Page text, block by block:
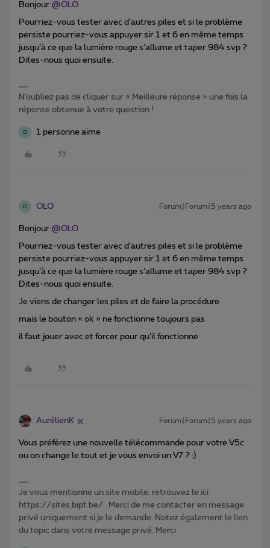
Bonjour @OLO
Pourriez-vous tester avec d’autres piles et si le problème
persiste pourriez-vous appuyer sir 1 et 6 en même temps
jusqu’à ce que la lumière rouge s’allume et taper 984 svp ?
Dites-nous quoi ensuite.
N’oubliez pas de cliquer sur « Meilleure réponse » une fois la
réponse obtenue à votre question !
O 1 personne aime
O OLO Forum|Forum|5 years ago
Bonjour @OLO
Pourriez-vous tester avec d’autres piles et si le problème
persiste pourriez-vous appuyer sir 1 et 6 en même temps
jusqu’à ce que la lumière rouge s’allume et taper 984 svp ?
Dites-nous quoi ensuite.
Je viens de changer les piles et de faire la procédure
mais le bouton « ok » ne fonctionne toujours pas
il faut jouer avec et forcer pour qu’il fonctionne
AurélienK Forum|Forum|5 years ago
Vous préférez une nouvelle télécommande pour votre V5c
ou on change le tout et je vous envoi un V7 ? :)
Je vous mentionne un site mobile, retrouvez le ici
https://sites.bipt.be/ . Merci de me contacter en message
privé uniquement si je le demande. Notez également le lien
du topic dans votre message privé. Merci